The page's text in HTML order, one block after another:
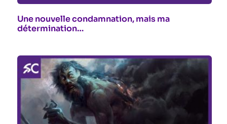
Une nouvelle condamnation, mais ma
détermination…